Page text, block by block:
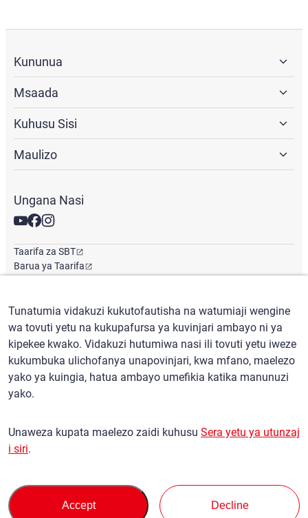
Kununua
Msaada
Kuhusu Sisi
Maulizo
Ungana Nasi
Taarifa za SBT
Barua ya Taarifa
Kiswahili/ ($) USD
Sera ya Siri
Sera ya Madai
Sera ya Msingi Dhidi ya Vikosi vya Kupambana na Jamii
This site is protected by reCAPTCHA and the Google
Terms of Servi
Tunatumia vidakuzi kukutofautisha na watumiaji wengine
wa tovuti yetu na kukupafursa ya kuvinjari ambayo ni ya
kipekee kwako. Vidakuzi hutumiwa nasi ili tovuti yetu iweze
kukumbuka ulichofanya unapovinjari, kwa mfano, maelezo
yako ya kuingia, hatua ambayo umefikia katika manunuzi
yako.
Unaweza kupata maelezo zaidi kuhusu Sera yetu ya utunzaj
i siri.
Accept Decline